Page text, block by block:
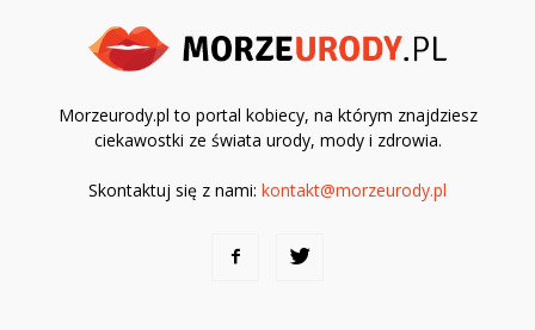
Morzeurody.pl to portal kobiecy, na którym znajdziesz
ciekawostki ze świata urody, mody i zdrowia.
Skontaktuj się z nami: kontakt@morzeurody.pl